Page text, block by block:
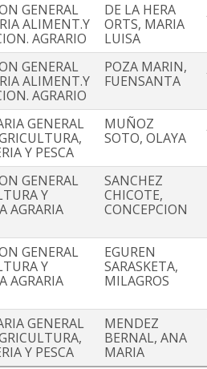
GENERAL
ALIMENT.Y
AGRARIO
DE LA HERA
ORTS, MARIA
LUISA
GENERAL
ALIMENT.Y
AGRARIO
POZA MARIN,
FUENSANTA
GENERAL
Y PESCA
MUÑOZ
SOTO, OLAYA
GENERAL
Y
AGRARIA
SANCHEZ
CHICOTE,
CONCEPCION
GENERAL
Y
AGRARIA
EGUREN
SARASKETA,
MILAGROS
GENERAL
Y PESCA
MENDEZ
BERNAL, ANA
MARIA